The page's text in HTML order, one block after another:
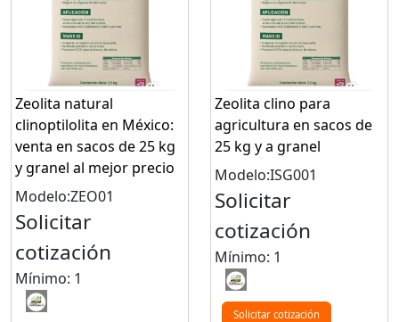
Zeolita natural
clinoptilolita en México:
venta en sacos de 25 kg
y granel al mejor precio
Modelo:ZEO01
Solicitar
cotización
Mínimo: 1
Zeolita clino para
agricultura en sacos de
25 kg y a granel
Modelo:ISG001
Solicitar
cotización
Mínimo: 1
Solicitar cotización